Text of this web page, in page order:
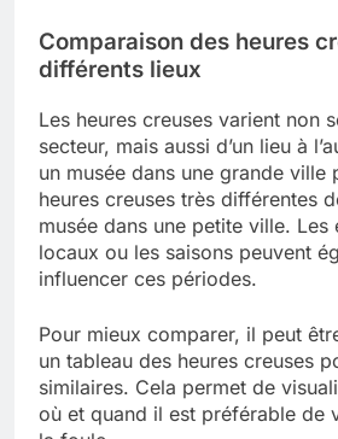
Comparaison des heures
différents lieux
Les heures creuses varient non
secteur, mais aussi d’un lieu à
un musée dans une grande ville
heures creuses très différentes
musée dans une petite ville. Les
locaux ou les saisons peuvent
influencer ces périodes.
Pour mieux comparer, il peut
un tableau des heures creuses
similaires. Cela permet de
où et quand il est préférable de